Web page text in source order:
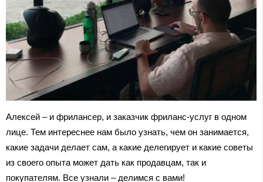
Алексей – и фрилансер, и заказчик фриланс-услуг в одном
лице. Тем интереснее нам было узнать, чем он занимается,
какие задачи делает сам, а какие делегирует и какие советы
из своего опыта может дать как продавцам, так и
покупателям. Все узнали – делимся с вами!